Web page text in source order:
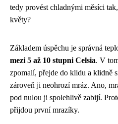
tedy provést chladnými měsíci
květy?
Základem úspěchu je správná
mezi 5 až 10 stupni Celsia. V
zpomalí, přejde do klidu a klidně
zároveň ji neohrozí mráz. Ano,
pod nulou ji spolehlivě zabijí.
přijdou první mrazíky.